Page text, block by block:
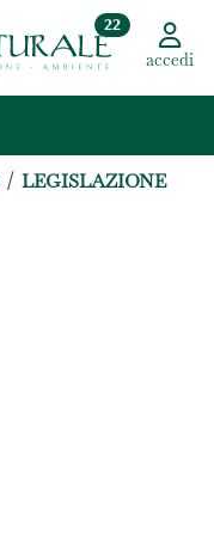
22
accedi
LEGISLAZIONE